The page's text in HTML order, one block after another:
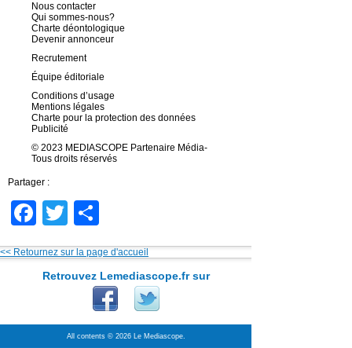
Nous contacter
Qui sommes-nous?
Charte déontologique
Devenir annonceur
Recrutement
Équipe éditoriale
Conditions d’usage
Mentions légales
Charte pour la protection des données
Publicité
© 2023 MEDIASCOPE Partenaire Média-
Tous droits réservés
Partager :
Facebook
Twitter
<< Retournez sur la page d'accueil
Retrouvez Lemediascope.fr sur
All contents © 2026 Le Mediascope.